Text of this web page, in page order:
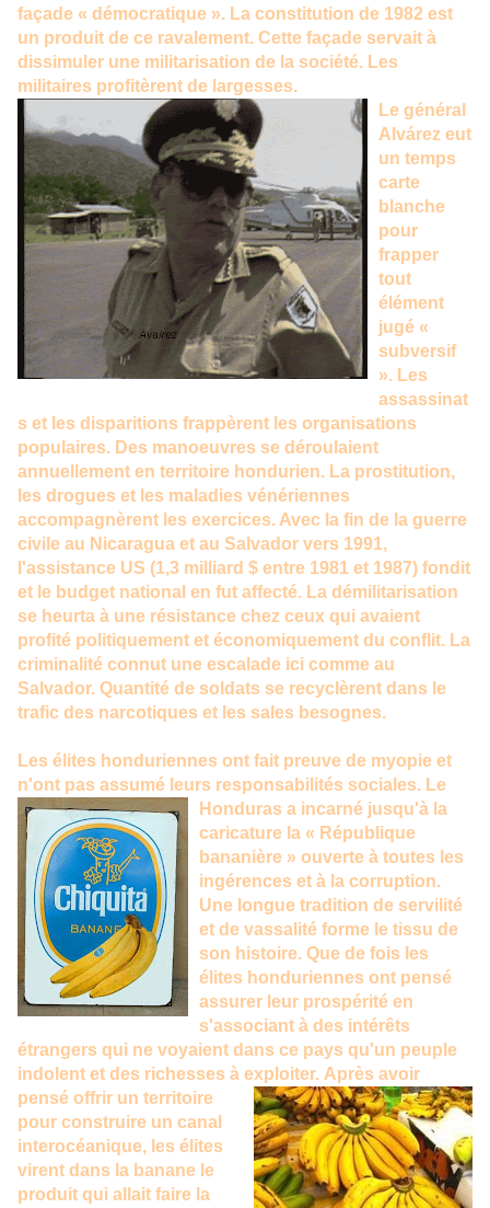
façade « démocratique ». La constitution de 1982 est
un produit de ce ravalement. Cette façade servait à
dissimuler une militarisation de la société. Les
militaires profitèrent de largesses.
Le général
Alvárez eut
un temps
carte
blanche
pour
frapper
tout
élément
jugé «
subversif
». Les
assassinat
s et les disparitions frappèrent les organisations
populaires. Des manoeuvres se déroulaient
annuellement en territoire hondurien. La prostitution,
les drogues et les maladies vénériennes
accompagnèrent les exercices. Avec la fin de la guerre
civile au Nicaragua et au Salvador vers 1991,
l'assistance US (1,3 milliard $ entre 1981 et 1987) fondit
et le budget national en fut affecté. La démilitarisation
se heurta à une résistance chez ceux qui avaient
profité politiquement et économiquement du conflit. La
criminalité connut une escalade ici comme au
Salvador. Quantité de soldats se recyclèrent dans le
trafic des narcotiques et les sales besognes.
Les élites honduriennes ont fait preuve de myopie et
n'ont pas assumé leurs responsabilités sociales. Le
Honduras a incarné jusqu'à la
caricature la « République
bananière » ouverte à toutes les
ingérences et à la corruption.
Une longue tradition de servilité
et de vassalité forme le tissu de
son histoire. Que de fois les
élites honduriennes ont pensé
assurer leur prospérité en
s'associant à des intérêts
étrangers qui ne voyaient dans ce pays qu'un peuple
indolent et des richesses à exploiter. Après avoir
pensé offrir un territoire
pour construire un canal
interocéanique, les élites
virent dans la banane le
produit qui allait faire la